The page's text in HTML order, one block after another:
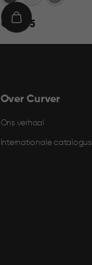
€€ 22,95
IN
Over Curver
Ons verhaal
Internationale catalogus